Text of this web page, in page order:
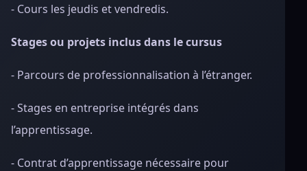
- Cours les jeudis et vendredis.
Stages ou projets inclus dans le cursus
- Parcours de professionnalisation à l’étranger.
- Stages en entreprise intégrés dans
l’apprentissage.
- Contrat d’apprentissage nécessaire pour